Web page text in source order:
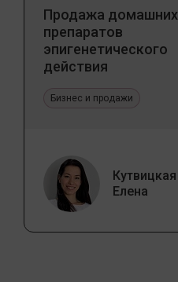
Продажа домашних
препаратов
эпигенетического
действия
Бизнес и продажи
Кутвицкая
Елена